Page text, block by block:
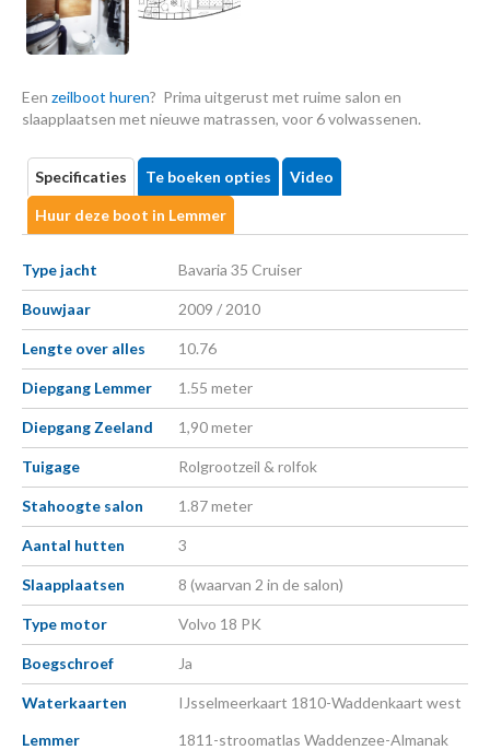
Een zeilboot huren? Prima uitgerust met ruime salon en
slaapplaatsen met nieuwe matrassen, voor 6 volwassenen.
Specificaties Te boeken opties Video
Huur deze boot in Lemmer
Type jacht Bavaria 35 Cruiser
Bouwjaar 2009 / 2010
Lengte over alles 10.76
Diepgang Lemmer 1.55 meter
Diepgang Zeeland 1,90 meter
Tuigage Rolgrootzeil & rolfok
Stahoogte salon 1.87 meter
Aantal hutten 3
Slaapplaatsen 8 (waarvan 2 in de salon)
Type motor Volvo 18 PK
Boegschroef Ja
Waterkaarten
Lemmer
IJsselmeerkaart 1810-Waddenkaart west
1811-stroomatlas Waddenzee-Almanak